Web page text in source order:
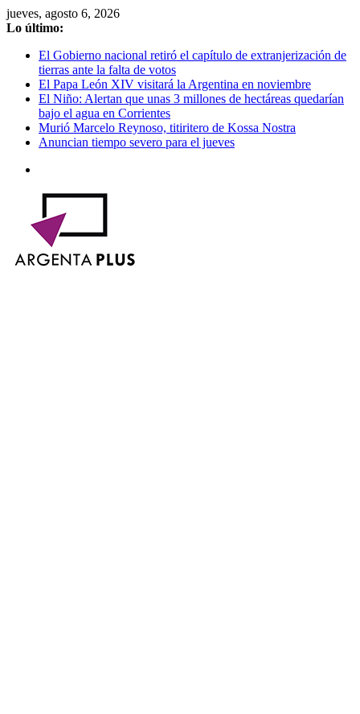
Saltar
al
jueves, agosto 6, 2026
Lo último:
El Gobierno nacional retiró el capítulo de extranjerización de
tierras ante la falta de votos
El Papa León XIV visitará la Argentina en noviembre
El Niño: Alertan que unas 3 millones de hectáreas quedarían
bajo el agua en Corrientes
Murió Marcelo Reynoso, titiritero de Kossa Nostra
Anuncian tiempo severo para el jueves